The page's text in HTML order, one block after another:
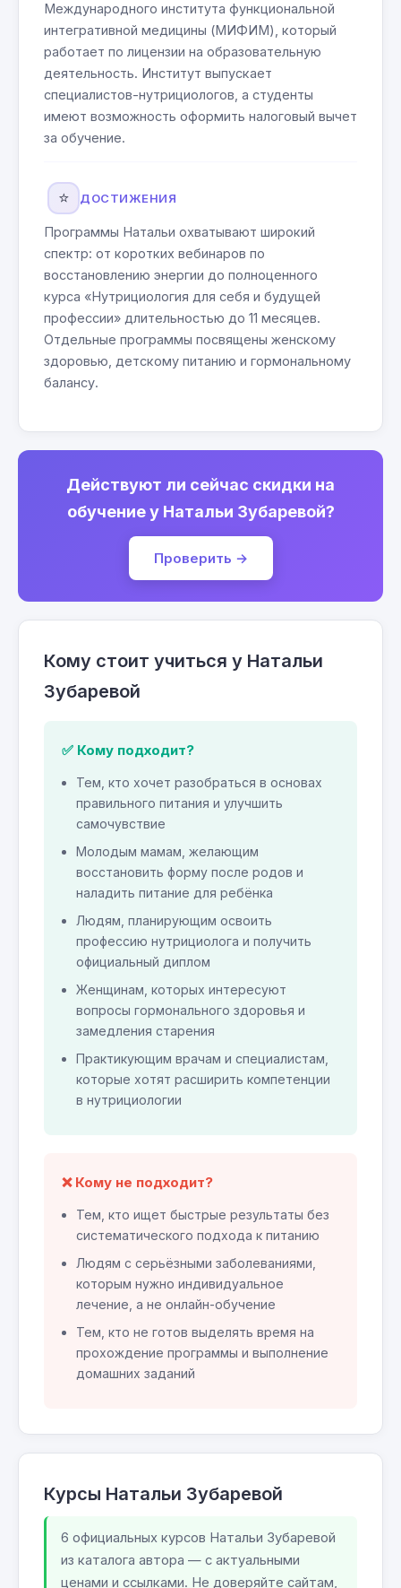
Международного института функциональной
интегративной медицины (МИФИМ), который
работает по лицензии на образовательную
деятельность. Институт выпускает
специалистов-нутрициологов, а студенты
имеют возможность оформить налоговый вычет
за обучение.
⭐ ДОСТИЖЕНИЯ
Программы Натальи охватывают широкий
спектр: от коротких вебинаров по
восстановлению энергии до полноценного
курса «Нутрициология для себя и будущей
профессии» длительностью до 11 месяцев.
Отдельные программы посвящены женскому
здоровью, детскому питанию и гормональному
балансу.
Действуют ли сейчас скидки на
обучение у Натальи Зубаревой?
Проверить →
Кому стоит учиться у Натальи
Зубаревой
✅ Кому подходит?
Тем, кто хочет разобраться в основах
правильного питания и улучшить
самочувствие
Молодым мамам, желающим
восстановить форму после родов и
наладить питание для ребёнка
Людям, планирующим освоить
профессию нутрициолога и получить
официальный диплом
Женщинам, которых интересуют
вопросы гормонального здоровья и
замедления старения
Практикующим врачам и специалистам,
которые хотят расширить компетенции
в нутрициологии
❌ Кому не подходит?
Тем, кто ищет быстрые результаты без
систематического подхода к питанию
Людям с серьёзными заболеваниями,
которым нужно индивидуальное
лечение, а не онлайн-обучение
Тем, кто не готов выделять время на
прохождение программы и выполнение
домашних заданий
Курсы Натальи Зубаревой
6 официальных курсов Натальи Зубаревой
из каталога автора — с актуальными
ценами и ссылками. Не доверяйте сайтам,